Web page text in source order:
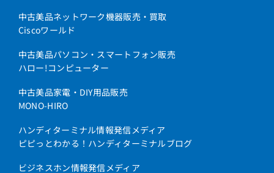
中古美品ネットワーク機器販売・買取
Ciscoワールド
中古美品パソコン・スマートフォン販売
ハロー!コンピューター
中古美品家電・DIY用品販売
MONO-HIRO
ハンディターミナル情報発信メディア
ピピっとわかる！ハンディターミナルブログ
ビジネスホン情報発信メディア